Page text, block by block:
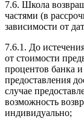
7.6. Школа
частями (в
зависимости от
7.6.1. До
от стоимости
процентов банка
предоставления
случае
возможность
индивидуально;